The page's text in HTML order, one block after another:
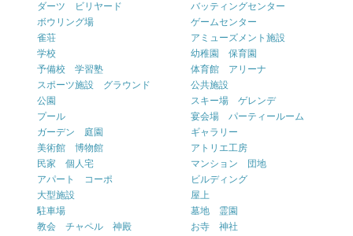
ダーツ ビリヤード
バッティングセンター
ボウリング場
ゲームセンター
雀荘
アミューズメント施設
学校
幼稚園 保育園
予備校 学習塾
体育館 アリーナ
スポーツ施設 グラウンド
公共施設
公園
スキー場 ゲレンデ
プール
宴会場 パーティールーム
ガーデン 庭園
ギャラリー
美術館 博物館
アトリエ工房
民家 個人宅
マンション 団地
アパート コーポ
ビルディング
大型施設
屋上
駐車場
墓地 霊園
教会 チャペル 神殿
お寺 神社